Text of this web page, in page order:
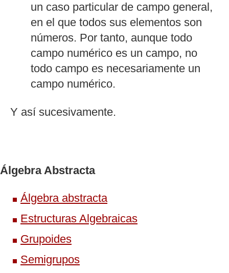
un caso particular de campo general,
en el que todos sus elementos son
números. Por tanto, aunque todo
campo numérico es un campo, no
todo campo es necesariamente un
campo numérico.
Y así sucesivamente.
Álgebra Abstracta
Álgebra abstracta
Estructuras Algebraicas
Grupoides
Semigrupos